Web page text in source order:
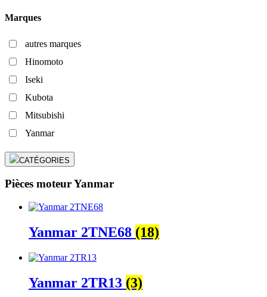
Marques
autres marques
Hinomoto
Iseki
Kubota
Mitsubishi
Yanmar
CATÉGORIES
Pièces moteur Yanmar
Yanmar 2TNE68 (18)
Yanmar 2TR13 (3)